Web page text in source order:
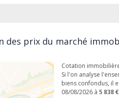
des prix du marché
Cotation
Si l'on analyse
biens confondus, il
08/08/2026 à 5 838